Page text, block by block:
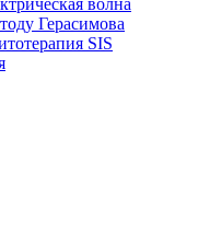
волна
Герасимова
SIS